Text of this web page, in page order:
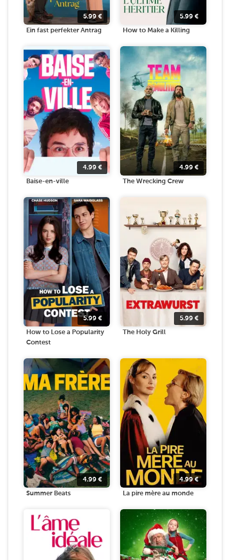
5.99 €
Ein fast perfekter Antrag
5.99 €
How to Make a Killing
4.99 €
Baise-en-ville
4.99 €
The Wrecking Crew
5.99 €
How to Lose a Popularity
Contest
5.99 €
The Holy Grill
4.99 €
Summer Beats
4.99€
La pire mère au monde